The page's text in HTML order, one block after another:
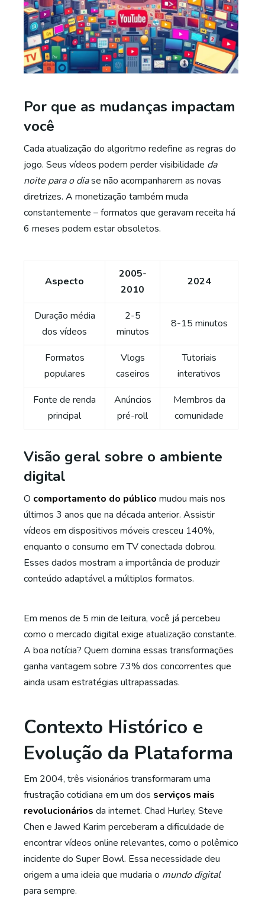
Por que as mudanças impactam
você
Cada atualização do algoritmo redefine as regras do
jogo. Seus vídeos podem perder visibilidade da
noite para o diase não acompanharem as novas
diretrizes. A monetização também muda
constantemente – formatos que geravam receita há
6 meses podem estar obsoletos.
Aspecto
2005-
2010
2024
Duração média
dos vídeos
2-5
minutos
8-15 minutos
Formatos
populares
Vlogs
caseiros
Tutoriais
interativos
Fonte de renda
principal
Anúncios
pré-roll
Membros da
comunidade
Visão geral sobre o ambiente
digital
O comportamento do público mudou mais nos
últimos 3 anos que na década anterior. Assistir
vídeos em dispositivos móveis cresceu 140%,
enquanto o consumo em TV conectada dobrou.
Esses dados mostram a importância de produzir
conteúdo adaptável a múltiplos formatos.
Em menos de 5 min de leitura, você já percebeu
como o mercado digital exige atualização constante.
A boa notícia? Quem domina essas transformações
ganha vantagem sobre 73% dos concorrentes que
ainda usam estratégias ultrapassadas.
Contexto Histórico e
Evolução da Plataforma
Em 2004, três visionários transformaram uma
frustração cotidiana em um dos serviços mais
revolucionários da internet. Chad Hurley, Steve
Chen e Jawed Karim perceberam a dificuldade de
encontrar vídeos online relevantes, como o polêmico
incidente do Super Bowl. Essa necessidade deu
origem a uma ideia que mudaria o mundo digital
para sempre.